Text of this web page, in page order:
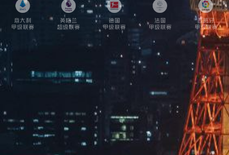
家用监控 车载导航
留言咨询